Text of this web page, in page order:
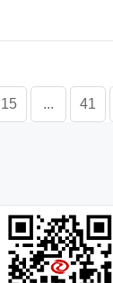
15 ... 41